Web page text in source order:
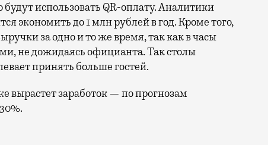
будут использовать QR-оплату. Аналитики
экономить до 1 млн рублей в год. Кроме того,
за одно и то же время, так как в часы
не дожидаясь официанта. Так столы
принять больше гостей.
вырастет заработок — по прогнозам